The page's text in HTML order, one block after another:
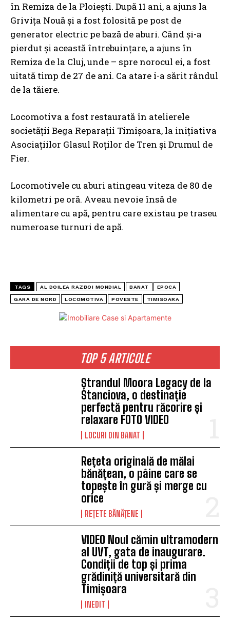
TOP 5 ARTICOLE
Ștrandul Moora Legacy de la
Stanciova, o destinație
perfectă pentru răcorire și
relaxare FOTO VIDEO
LOCURI DIN BANAT
Rețeta originală de mălai
bănățean, o pâine care se
topește în gură și merge cu
orice
REȚETE BĂNĂȚENE
VIDEO Noul cămin ultramodern
al UVT, gata de inaugurare.
Condiții de top și prima
grădiniță universitară din
Timișoara
INEDIT
în Remiza de la Ploieşti. După 11 ani, a ajuns la
Griviţa Nouă şi a fost folosită pe post de
generator electric pe bază de aburi. Când şi-a
pierdut şi această întrebuinţare, a ajuns în
Remiza de la Cluj, unde – spre norocul ei, a fost
uitată timp de 27 de ani. Ca atare i-a sărit rândul
de la tăiere.
Locomotiva a fost restaurată în atelierele
societăţii Bega Reparaţii Timişoara, la iniţiativa
Asociaţiilor Glasul Roţilor de Tren şi Drumul de
Fier.
Locomotivele cu aburi atingeau viteza de 80 de
kilometri pe oră. Aveau nevoie însă de
alimentare cu apă, pentru care existau pe traseu
numeroase turnuri de apă.
TAGS AL DOILEA RAZBOI MONDIAL BANAT EPOCA
GARA DE NORD LOCOMOTIVA POVESTE TIMISOARA